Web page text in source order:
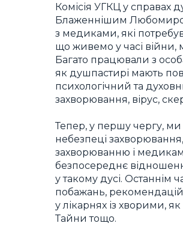
Комісія УГКЦ у справах
Блаженнішим
з медиками, які
що живемо у часі війни,
Багато працювали з
як душпастирі мають
психологічний та
захворювання, вірус,
Тепер, у першу чергу, ми
небезпеці
захворюванню і
безпосереднє
у такому дусі. Останнім
побажань,
у лікарнях із хворими,
Тайни тощо.